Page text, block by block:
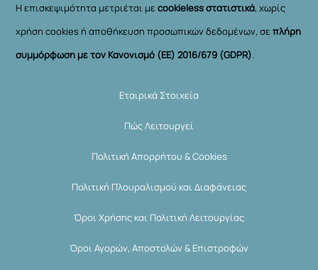
Η επισκεψιμότητα μετριέται μεcookieless στατιστικά, χωρίς
χρήση cookies ή αποθήκευση προσωπικών δεδομένων, σεπλήρη
συμμόρφωση με τον Κανονισμό (ΕΕ) 2016/679 (GDPR).
Εταιρικά Στοιχεία
Πώς Λειτουργεί
Πολιτική Απορρήτου & Cookies
Πολιτική Πλουραλισμού και Διαφάνειας
Όροι Χρήσης και Πολιτική Λειτουργίας
Όροι Αγορών, Αποστολών & Επιστροφών